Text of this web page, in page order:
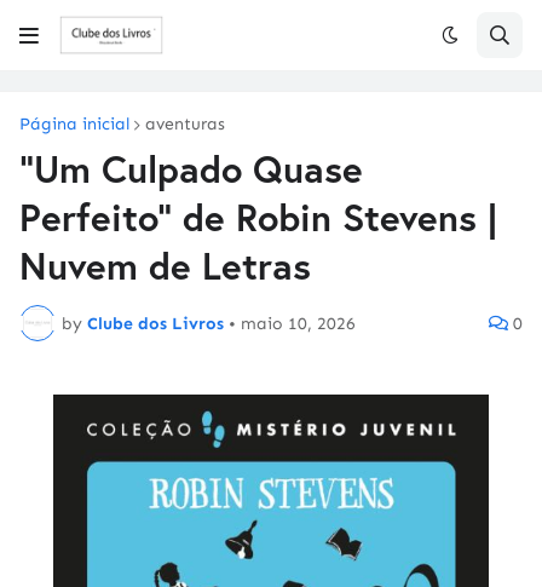
Página inicial aventuras
"Um Culpado Quase
Perfeito" de Robin Stevens |
Nuvem de Letras
by Clube dos Livros • maio 10, 2026 0